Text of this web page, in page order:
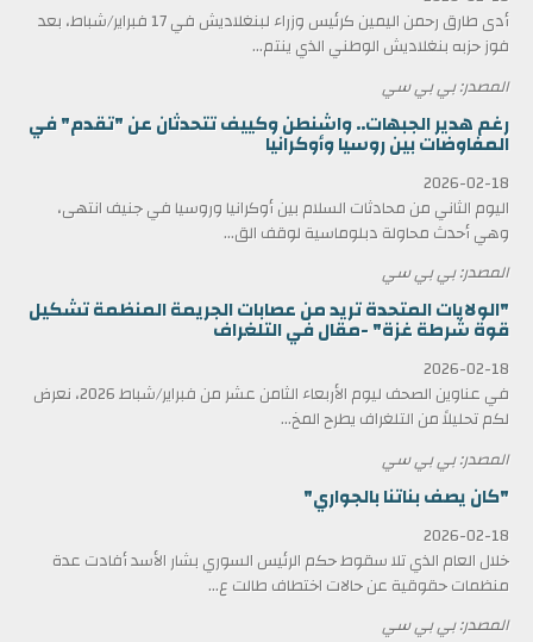
أدى طارق رحمن اليمين كرئيس وزراء لبنغلاديش في 17 فبراير/شباط، بعد
فوز حزبه بنغلاديش الوطني الذي ينتم...
المصدر: بي بي سي
رغم هدير الجبهات.. واشنطن وكييف تتحدثان عن "تقدم" في
المفاوضات بين روسيا وأوكرانيا
2026-02-18
اليوم الثاني من محادثات السلام بين أوكرانيا وروسيا في جنيف انتهى،
وهي أحدث محاولة دبلوماسية لوقف الق...
المصدر: بي بي سي
"الولايات المتحدة تريد من عصابات الجريمة المنظمة تشكيل
قوة شرطة غزة" -مقال في التلغراف
2026-02-18
في عناوين الصحف ليوم الأربعاء الثامن عشر من فبراير/شباط 2026، نعرض
لكم تحليلاً من التلغراف يطرح المخ...
المصدر: بي بي سي
"كان يصف بناتنا بالجواري"
2026-02-18
خلال العام الذي تلا سقوط حكم الرئيس السوري بشار الأسد أفادت عدة
منظمات حقوقية عن حالات اختطاف طالت ع...
المصدر: بي بي سي